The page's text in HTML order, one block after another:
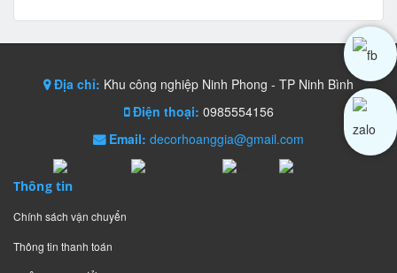
Địa chỉ: Khu công nghiệp Ninh Phong - TP Ninh Bình
Điện thoại: 0985554156
Email: decorhoanggia@gmail.com
Thông tin
Chính sách vận chuyển
Thông tin thanh toán